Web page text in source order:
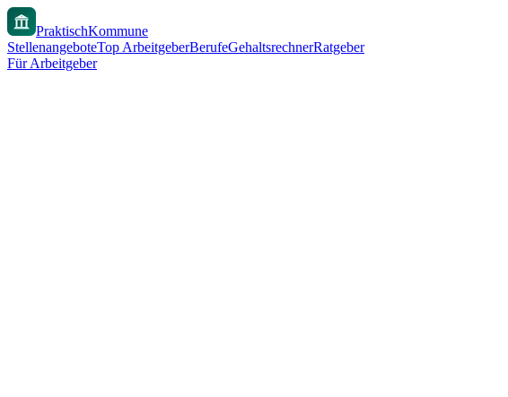
PraktischKommune
StellenangeboteTop ArbeitgeberBerufeGehaltsrechnerRatgeber
Für Arbeitgeber